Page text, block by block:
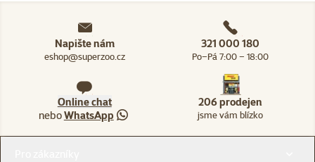
Napište nám
eshop@superzoo.cz
321 000 180
Po–Pá 7:00 – 18:00
Online chat
neboWhatsApp
206 prodejen
jsme vám blízko